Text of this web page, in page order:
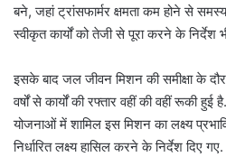
बने, जहां ट्रांसफार्मर क्षमता कम होने से
स्वीकृत कार्यों को तेजी से पूरा करने के निर्देश
इसके बाद जल जीवन मिशन की समीक्षा के
वर्षों से कार्यों की रफ्तार वहीं की वहीं रूकी
योजनाओं में शामिल इस मिशन का लक्ष्य
निर्धारित लक्ष्य हासिल करने के निर्देश दिए